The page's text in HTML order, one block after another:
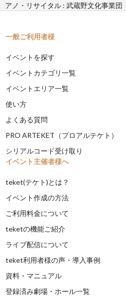
アノ・リサイタル : 武蔵野文化事業団
一般ご利用者様
イベントを探す
イベントカテゴリ一覧
イベントエリア一覧
使い方
よくある質問
PRO ARTEKET（プロアルテケト）
シリアルコード受け取り
イベント主催者様へ
teket(テケト)とは？
イベント作成の方法
ご利用料金について
teketの機能ご紹介
ライブ配信について
teket利用者様の声・導入事例
資料・マニュアル
登録済み劇場・ホール一覧